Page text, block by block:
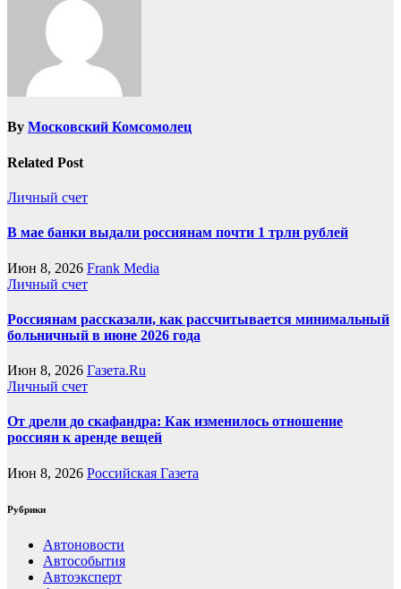
By Московский Комсомолец
Related Post
Личный счет
В мае банки выдали россиянам почти 1 трлн рублей
Июн 8, 2026 Frank Media
Личный счет
Россиянам рассказали, как рассчитывается минимальный
больничный в июне 2026 года
Июн 8, 2026 Газета.Ru
Личный счет
От дрели до скафандра: Как изменилось отношение
россиян к аренде вещей
Июн 8, 2026 Российская Газета
Рубрики
Автоновости
Автособытия
Автоэксперт